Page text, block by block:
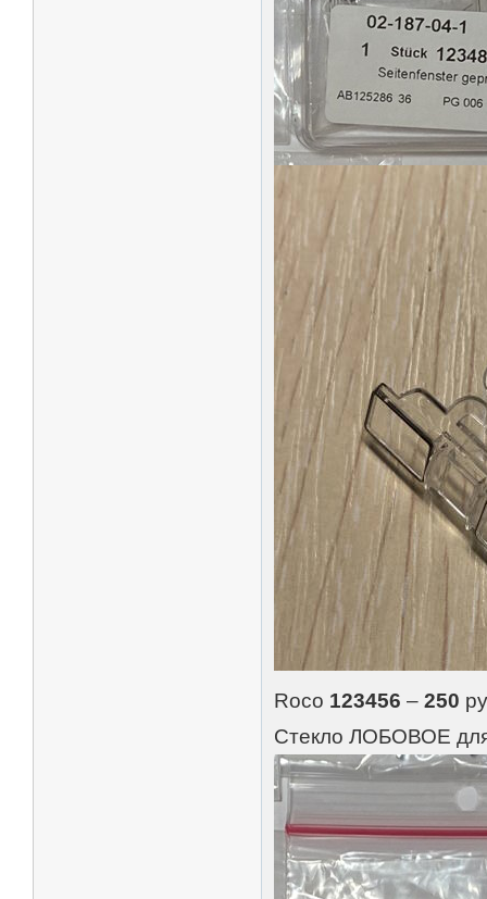
Roco 123456 –250
Стекло ЛОБОВОЕ